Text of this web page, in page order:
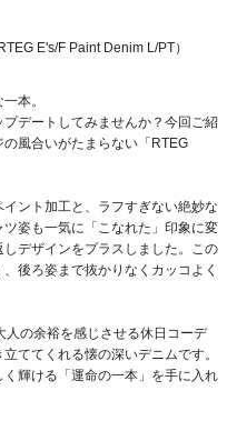
E's/F Paint Denim L/PT）
本。
デートしてみませんか？今回ご紹
風合いがたまらない「RTEG
ント加工と、ラフすぎない絶妙な
姿も一気に「こなれた」印象に変
デザインをプラスしました。この
後ろ姿まで抜かりなくカッコよく
の余裕を感じさせる休日コーデ
ててくれる懐の深いデニムです。
輝ける「運命の一本」を手に入れ